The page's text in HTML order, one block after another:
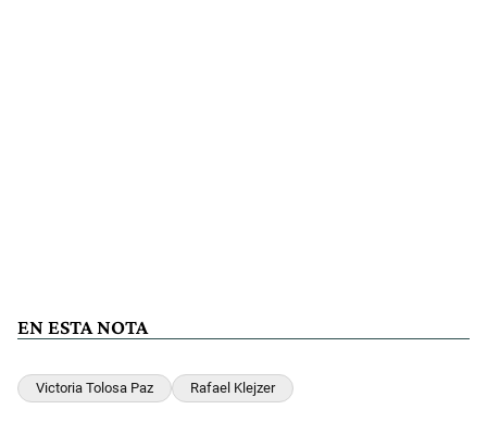
EN ESTA NOTA
Victoria Tolosa Paz Rafael Klejzer